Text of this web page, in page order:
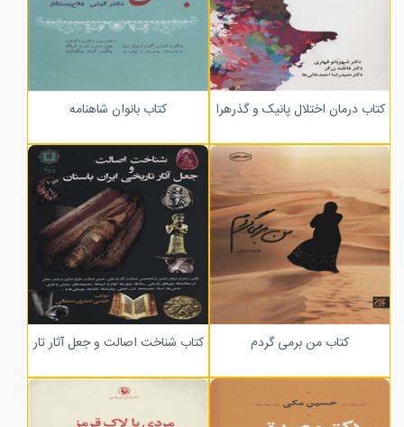
کتاب درمان اختلال پانیک و گذرهراسی کتاب بانوان شاهنامه
کتاب من برمی گردم کتاب شناخت اصالت و جعل آثار تاریخی